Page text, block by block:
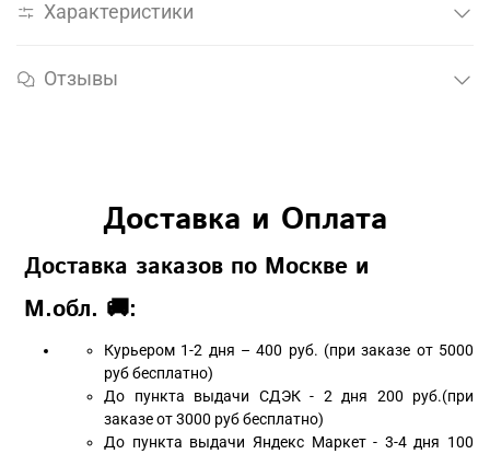
Характеристики
Отзывы
Доставка и Оплата
Доставка заказов по Москве и
М.обл. 🚚:
Курьером 1-2 дня – 400 руб. (при заказе от 5000
руб бесплатно)
До пункта выдачи СДЭК - 2 дня 200 руб.(при
заказе от 3000 руб бесплатно)
До пункта выдачи Яндекс Маркет - 3-4 дня 100